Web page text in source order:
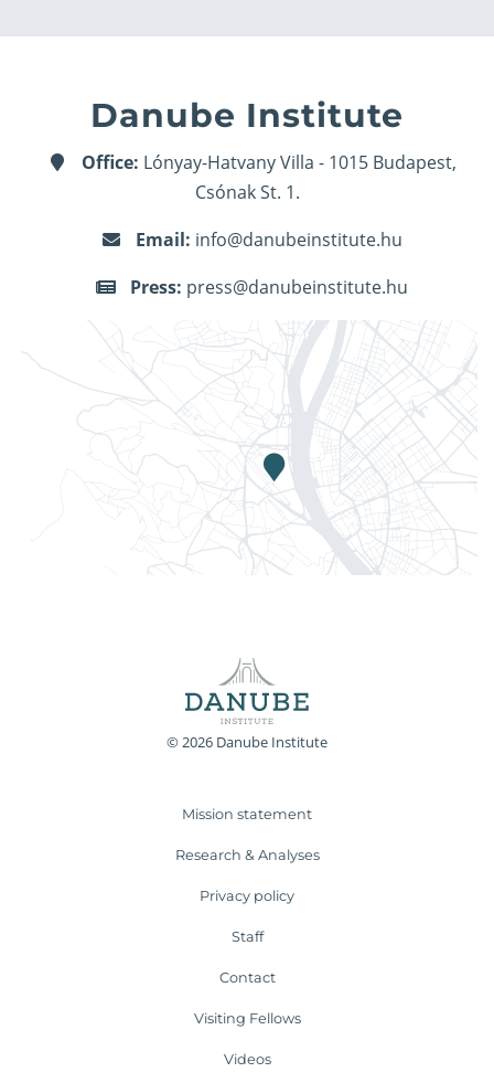
Danube Institute
Office: Lónyay-Hatvany Villa - 1015 Budapest,
Csónak St. 1.
Email: info@danubeinstitute.hu
Press: press@danubeinstitute.hu
© 2026 Danube Institute
Mission statement
Research & Analyses
Privacy policy
Staff
Contact
Visiting Fellows
Videos